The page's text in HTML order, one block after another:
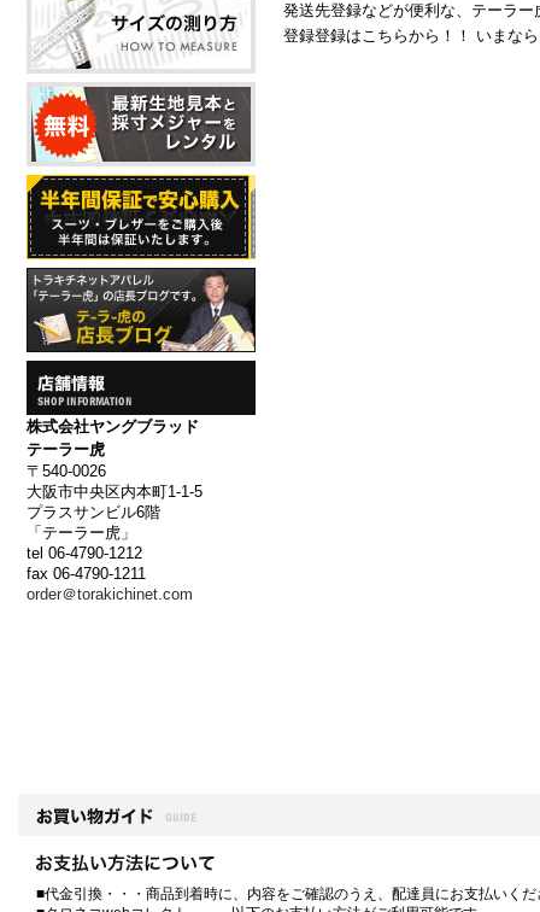
株式会社ヤングブラッド
テーラー虎
〒540-0026
大阪市中央区内本町1-1-5
プラスサンビル6階
「テーラー虎」
tel 06-4790-1212
fax 06-4790-1211
order＠torakichinet.com
発送先登録などが便利な、テーラ
登録登録はこちらから！！ いまな
■代金引換・・・商品到着時に、内容をご確認のうえ、配達員にお支払いくだ